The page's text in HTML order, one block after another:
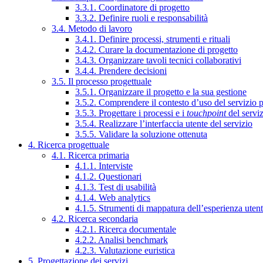
3.3.1. Coordinatore di progetto
3.3.2. Definire ruoli e responsabilità
3.4. Metodo di lavoro
3.4.1. Definire processi, strumenti e rituali
3.4.2. Curare la documentazione di progetto
3.4.3. Organizzare tavoli tecnici collaborativi
3.4.4. Prendere decisioni
3.5. Il processo progettuale
3.5.1. Organizzare il progetto e la sua gestione
3.5.2. Comprendere il contesto d’uso del servizio
3.5.3. Progettare i processi e i touchpointdel
3.5.4. Realizzare l’interfaccia utente del servizio
3.5.5. Validare la soluzione ottenuta
4. Ricerca progettuale
4.1. Ricerca primaria
4.1.1. Interviste
4.1.2. Questionari
4.1.3. Test di usabilità
4.1.4. Web analytics
4.1.5. Strumenti di mappatura dell’esperienza
4.2. Ricerca secondaria
4.2.1. Ricerca documentale
4.2.2. Analisi benchmark
4.2.3. Valutazione euristica
5. Progettazione dei servizi